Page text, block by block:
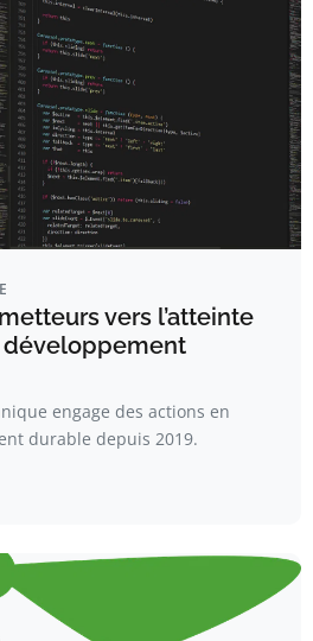
vers l’atteinte
engage des actions en
durable depuis 2019.